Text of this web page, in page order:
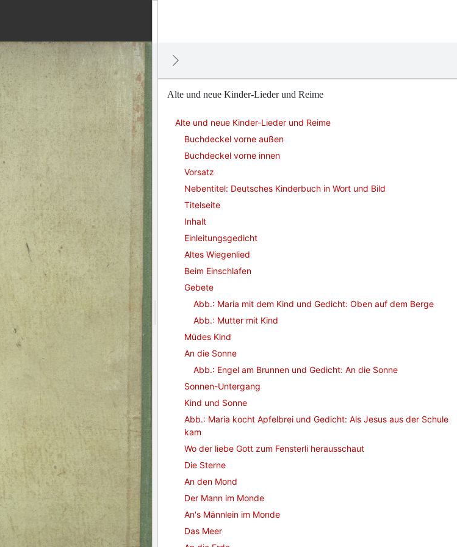
Alte und neue Kinder-Lieder und Reime
Alte und neue Kinder-Lieder und Reime
Buchdeckel vorne außen
Buchdeckel vorne innen
Vorsatz
Nebentitel: Deutsches Kinderbuch in Wort und Bild
Titelseite
Inhalt
Einleitungsgedicht
Altes Wiegenlied
Beim Einschlafen
Gebete
Abb.: Maria mit dem Kind und Gedicht: Oben auf dem Berge
Abb.: Mutter mit Kind
Müdes Kind
An die Sonne
Abb.: Engel am Brunnen und Gedicht: An die Sonne
Sonnen-Untergang
Kind und Sonne
Abb.: Maria kocht Apfelbrei und Gedicht: Als Jesus aus der Schule
kam
Wo der liebe Gott zum Fensterli herausschaut
Die Sterne
An den Mond
Der Mann im Monde
An's Männlein im Monde
Das Meer